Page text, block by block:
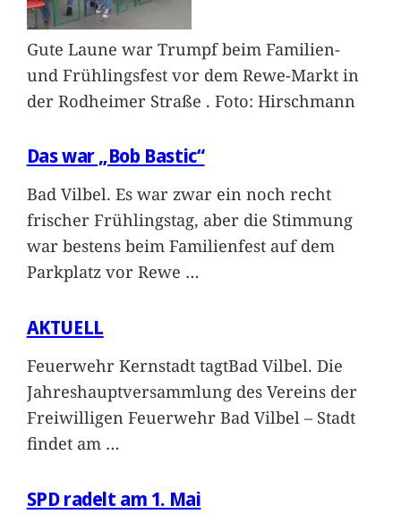
Gute Laune war Trumpf beim Familien-
und Frühlingsfest vor dem Rewe-Markt in
der Rodheimer Straße . Foto: Hirschmann
Das war „Bob Bastic“
Bad Vilbel. Es war zwar ein noch recht
frischer Frühlingstag, aber die Stimmung
war bestens beim Familienfest auf dem
Parkplatz vor Rewe …
AKTUELL
Feuerwehr Kernstadt tagtBad Vilbel. Die
Jahreshauptversammlung des Vereins der
Freiwilligen Feuerwehr Bad Vilbel – Stadt
findet am …
SPD radelt am 1. Mai